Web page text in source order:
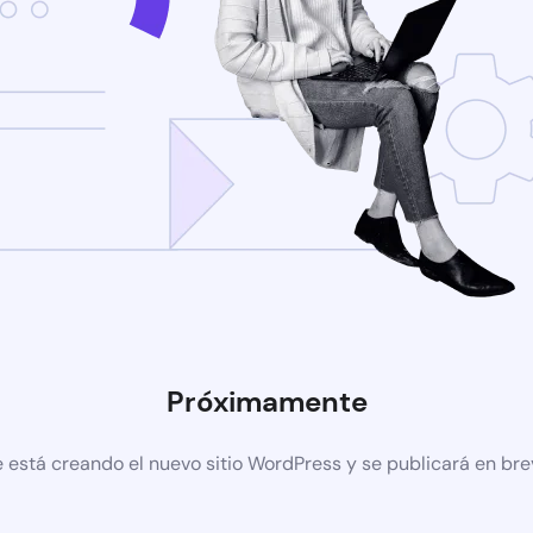
Próximamente
está creando el nuevo sitio WordPress y se publicará en